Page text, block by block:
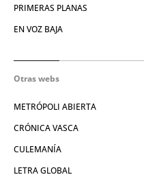
PRIMERAS PLANAS
EN VOZ BAJA
Otras webs
METRÓPOLI ABIERTA
CRÓNICA VASCA
CULEMANÍA
LETRA GLOBAL